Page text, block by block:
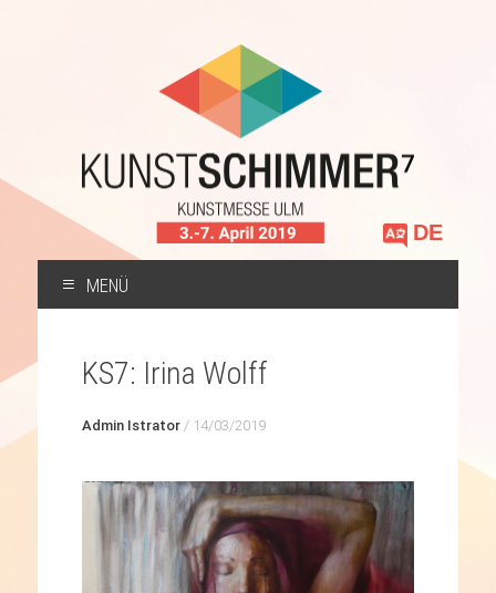
Sprache
auswählen
MENÜ
SPRINGEN
KS7: Irina Wolff
Admin Istrator/ 14/03/2019